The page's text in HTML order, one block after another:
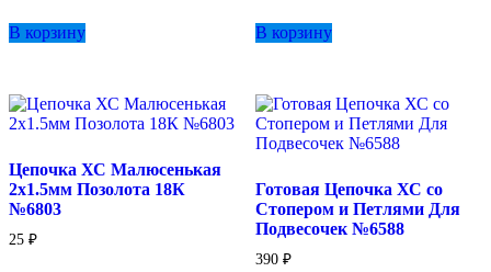
В корзину В корзину
Цепочка ХС Малюсенькая
2х1.5мм Позолота 18К
№6803
25 ₽
Готовая Цепочка ХС со
Стопером и Петлями Для
Подвесочек №6588
390 ₽